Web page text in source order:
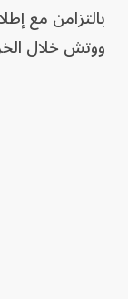
بالتزامن مع
ووتش خلال